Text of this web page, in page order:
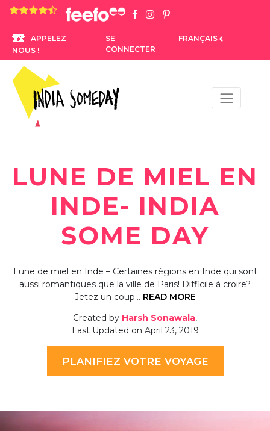
4.8 rating based on 1,234 ratings
APPELEZ
NOUS !
SE
CONNECTER
FRANÇAIS
LUNE DE MIEL EN
INDE- INDIA
SOME DAY
Lune de miel en Inde – Certaines régions en Inde qui sont
aussi romantiques que la ville de Paris! Difficile à croire?
Jetez un coup… READ MORE
Created by Harsh Sonawala,
Last Updated on April 23, 2019
PLANIFIEZ VOTRE VOYAGE